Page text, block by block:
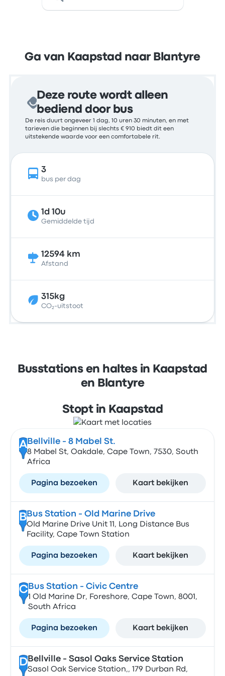
Ga van Kaapstad naar Blantyre
Deze route wordt alleen
bediend door bus
De reis duurt ongeveer 1 dag, 10 uren 30 minuten, en met
tarieven die beginnen bij slechts € 910 biedt dit een
uitstekende waarde voor een comfortabele rit.
3
bus per dag
1d 10u
Gemiddelde tijd
12594 km
Afstand
315kg
CO₂-uitstoot
Busstations en haltes in Kaapstad
en Blantyre
Stopt in Kaapstad
A Bellville - 8 Mabel St.
8 Mabel St, Oakdale, Cape Town, 7530, South
Africa
Pagina bezoeken Kaart bekijken
B Bus Station - Old Marine Drive
Old Marine Drive Unit 11, Long Distance Bus
Facility, Cape Town Station
Pagina bezoeken Kaart bekijken
CBus Station - Civic Centre
1 Old Marine Dr, Foreshore, Cape Town, 8001,
South Africa
Pagina bezoeken Kaart bekijken
DBellville - Sasol Oaks Service Station
Sasol Oak Service Station,, 179 Durban Rd,